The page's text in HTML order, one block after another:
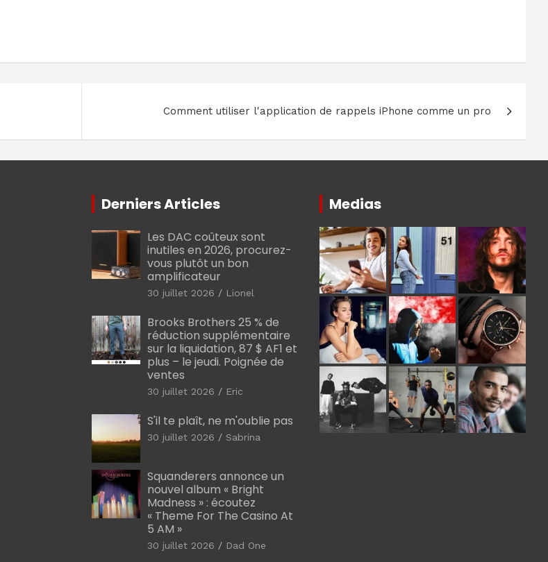
Comment utiliser l'application de rappels iPhone comme un pro
Derniers Articles
Les DAC coûteux sont
inutiles en 2026, procurez-
vous plutôt un bon
amplificateur
30 juillet 2026 Lionel
Brooks Brothers 25 % de
réduction supplémentaire
sur la liquidation, 87 $ AF1 et
plus – le jeudi. Poignée de
ventes
30 juillet 2026 Eric
S'il te plaît, ne m'oublie pas
30 juillet 2026 Sabrina
Squanderers annonce un
nouvel album « Bright
Madness » : écoutez
« Theme For The Casino At
5 AM »
30 juillet 2026 Dad One
Medias